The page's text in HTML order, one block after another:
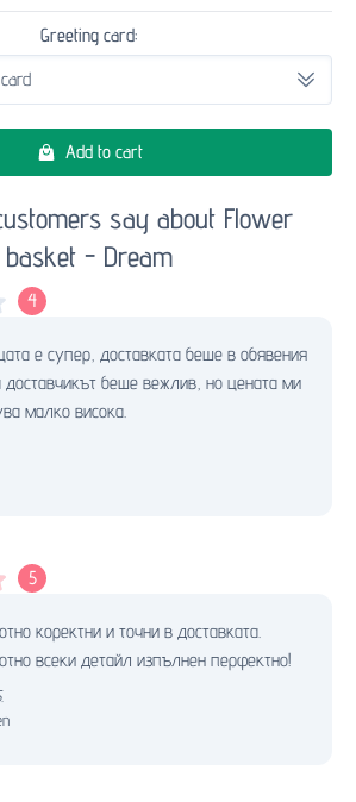
Greeting card:
Add to cart
say about Flower
basket - Dream
4
е супер, доставката беше в обявения
доставчикът беше вежлив, но цената ми
малко висока.
5
коректни и точни в доставката.
всеки детайл изпълнен перфектно!